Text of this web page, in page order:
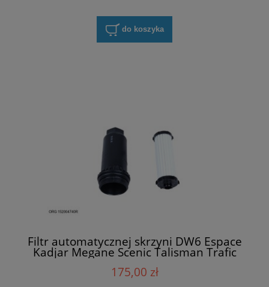
do koszyka
Filtr automatycznej skrzyni DW6 Espace
Kadjar Megane Scenic Talisman Trafic
Renault 152004740R
175,00 zł